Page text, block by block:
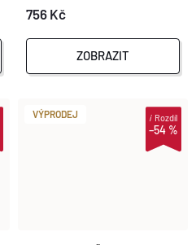
756 Kč
ZOBRAZIT
VÝPRODEJ
–54 %
iRozdíl